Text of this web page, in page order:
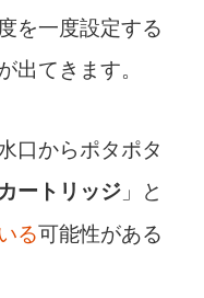
を一度設定する
出てきます。
口からポタポタ
ートリッジ」と
る可能性がある